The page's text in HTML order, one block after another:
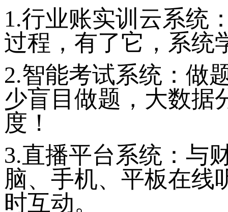
1.行业账实训云系统
过程，有了它，系统
2.智能考试系统：做
少盲目做题，大数据
度！
3.直播平台系统：与
脑、手机、平板在线
时互动。